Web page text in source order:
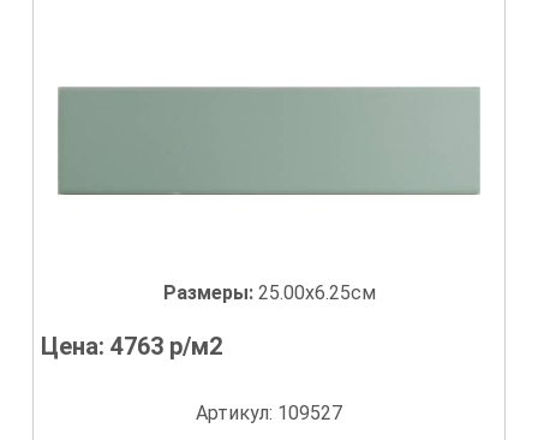
Размеры: 25.00x6.25см
Цена:4763 р/м2
Артикул: 109527